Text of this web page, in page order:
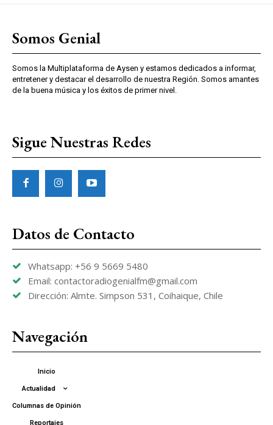
Somos Genial
Somos la Multiplataforma de Aysen y estamos dedicados a informar,
entretener y destacar el desarrollo de nuestra Región. Somos amantes
de la buena música y los éxitos de primer nivel.
Sigue Nuestras Redes
Datos de Contacto
Whatsapp: +56 9 5669 5480
Email: contactoradiogenialfm@gmail.com
Dirección: Almte. Simpson 531, Coihaique, Chile
Navegación
Inicio
Actualidad
Columnas de Opinión
Reportajes